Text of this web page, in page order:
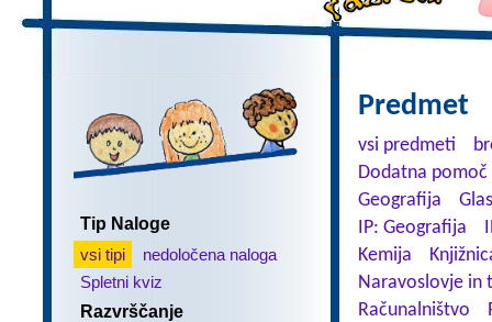
Tip Naloge
vsi tipi
nedoločena naloga
Spletni kviz
Razvrščanje
Predmet
vsi predmeti
Dodatna
Geografija
IP: Geografija
Kemija
Naravoslovje in
Računalništvo